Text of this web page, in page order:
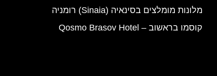
מלונות מומלצים בסינאיה (Sinaia) רומניה
קוסמו בראשוב – Qosmo Brasov Hotel